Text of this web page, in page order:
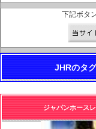
下記ボタ
JHRのタ
ジャパンホース